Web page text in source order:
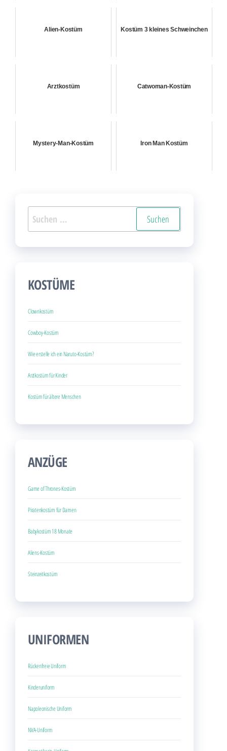
Alien-Kostüm Kostüm 3 kleines Schweinchen
Arztkostüm Catwoman-Kostüm
Mystery-Man-Kostüm Iron Man Kostüm
Suchen
nach:
KOSTÜME
Clownkostüm
Cowboy-Kostüm
Wie erstelle ich ein Naruto-Kostüm?
Arztkostüm für Kinder
Kostüm für ältere Menschen
ANZÜGE
Game of Thrones-Kostüm
Piratenkostüm für Damen
Babykostüm 18 Monate
Aliens-Kostüm
Steinzeitkostüm
UNIFORMEN
Rückenfreie Uniform
Kinderuniform
Napoleonische Uniform
NVA-Uniform